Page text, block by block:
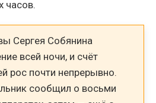
часов.
Сергея Собянина
всей ночи, и счёт
рос почти непрерывно.
сообщил о восьми